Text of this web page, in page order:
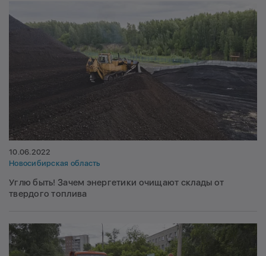
10.06.2022
Новосибирская область
Углю быть! Зачем энергетики очищают склады от
твердого топлива